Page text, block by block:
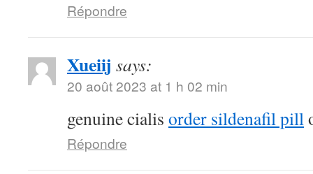
Répondre
Xueiij says:
20 août 2023 at 1 h 02 min
genuine cialis order sildenafil pill
Répondre